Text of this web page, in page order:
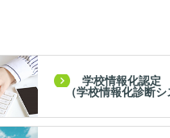
学校情報化認定
（学校情報化診断シ